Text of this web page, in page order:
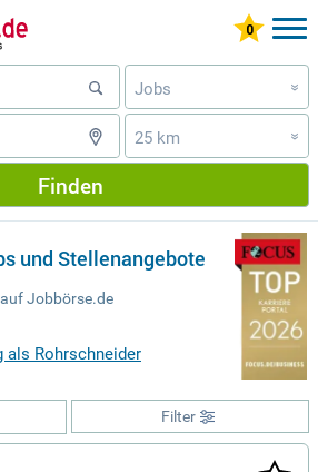
Jobs »
25 km »
Finden
und Stellenangebote
Jobbörse.de
als Rohrschneider
Filter